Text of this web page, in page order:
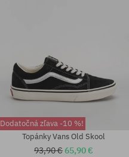
Dodatočná zľava -10 %!
Topánky Vans Old Skool
93,90 €65,90 €